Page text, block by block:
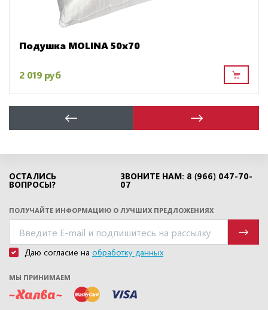
Подушка MOLINA 50х70
2 019 руб
ОСТАЛИСЬ
ВОПРОСЫ?
ЗВОНИТЕ НАМ: 8 (966) 047-70-
07
ПОЛУЧАЙТЕ ИНФОРМАЦИЮ О ЛУЧШИХ ПРЕДЛОЖЕНИЯХ
Даю согласие на обработку данных
МЫ ПРИНИМАЕМ